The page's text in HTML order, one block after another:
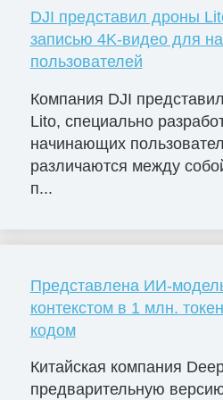
DJI представил дроны
записью 4K-видео для
пользователей
Компания DJI
Lito, специально
начинающих
различаются между
п...
Представлена ИИ-
контекстом в 1 млн.
кодом
Китайская компания
предварительную